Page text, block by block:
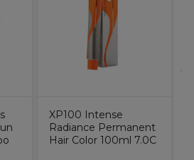
XP100 Intense
Radiance Permanent
Hair Color 100ml 7.0C